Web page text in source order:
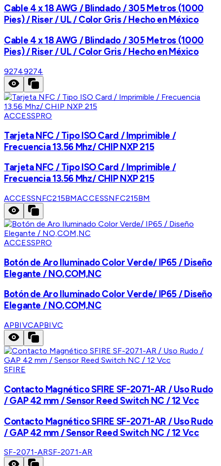
Cable 4 x 18 AWG / Blindado / 305 Metros (1000
Pies) / Riser / UL / Color Gris / Hecho en México
Cable 4 x 18 AWG / Blindado / 305 Metros (1000
Pies) / Riser / UL / Color Gris / Hecho en México
92749274
ACCESSPRO
Tarjeta NFC / Tipo ISO Card / Imprimible /
Frecuencia 13.56 Mhz/ CHIP NXP 215
Tarjeta NFC / Tipo ISO Card / Imprimible /
Frecuencia 13.56 Mhz/ CHIP NXP 215
ACCESSNFC215BMACCESSNFC215BM
ACCESSPRO
Botón de Aro Iluminado Color Verde/ IP65 / Diseño
Elegante / NO,COM,NC
Botón de Aro Iluminado Color Verde/ IP65 / Diseño
Elegante / NO,COM,NC
APBIVCAPBIVC
SFIRE
Contacto Magnético SFIRE SF-2071-AR / Uso Rudo
/ GAP 42 mm / Sensor Reed Switch NC / 12 Vcc
Contacto Magnético SFIRE SF-2071-AR / Uso Rudo
/ GAP 42 mm / Sensor Reed Switch NC / 12 Vcc
SF-2071-ARSF-2071-AR